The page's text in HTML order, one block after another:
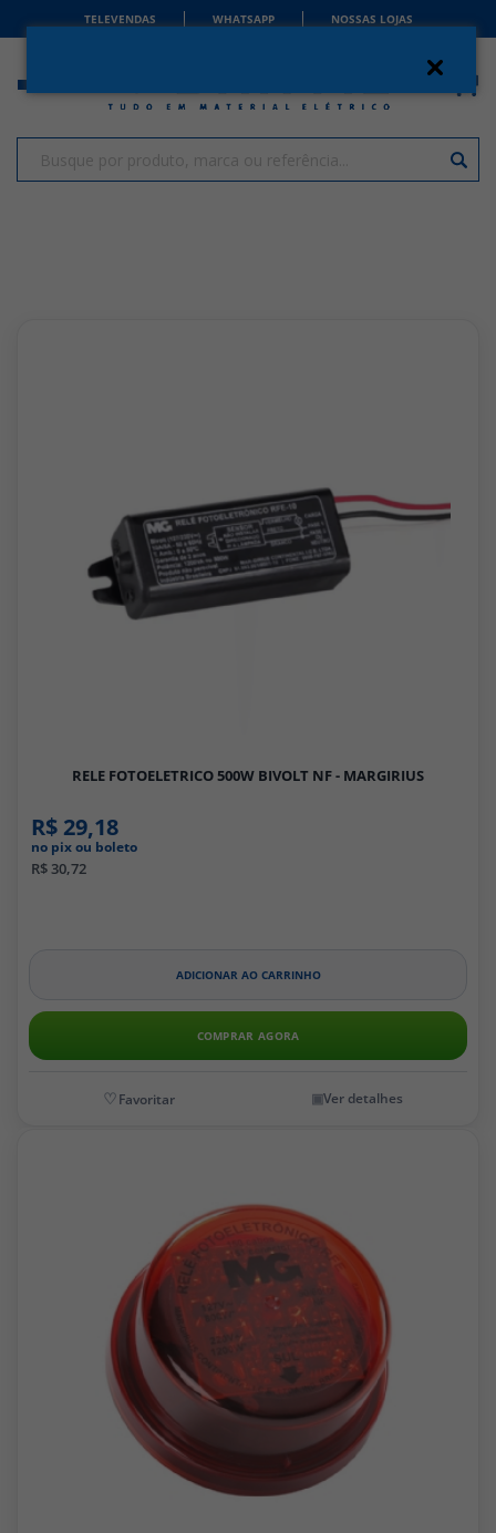
TELEVENDAS WHATSAPP NOSSAS LOJAS
RELE FOTOELETRICO 500W BIVOLT NF - MARGIRIUS
R$ 29,18
no pix ou boleto
R$ 30,72
ADICIONAR AO CARRINHO
COMPRAR AGORA
Ver detalhes